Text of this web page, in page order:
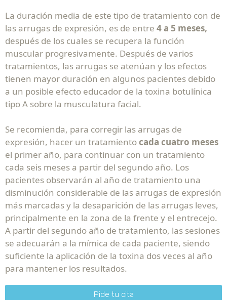
La duración media de este tipo de tratamiento con de
las arrugas de expresión, es de entre 4 a 5 meses,
después de los cuales se recupera la función
muscular progresivamente. Después de varios
tratamientos, las arrugas se atenúan y los efectos
tienen mayor duración en algunos pacientes debido
a un posible efecto educador de la toxina botulínica
tipo A sobre la musculatura facial.
Se recomienda, para corregir las arrugas de
expresión, hacer un tratamientocada cuatro meses
el primer año, para continuar con un tratamiento
cada seis meses a partir del segundo año. Los
pacientes observarán al año de tratamiento una
disminución considerable de las arrugas de expresión
más marcadas y la desaparición de las arrugas leves,
principalmente en la zona de la frente y el entrecejo.
A partir del segundo año de tratamiento, las sesiones
se adecuarán a la mímica de cada paciente, siendo
suficiente la aplicación de la toxina dos veces al año
para mantener los resultados.
Pide tu cita